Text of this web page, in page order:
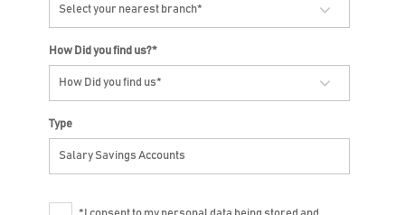
How Did you find us?*
Type